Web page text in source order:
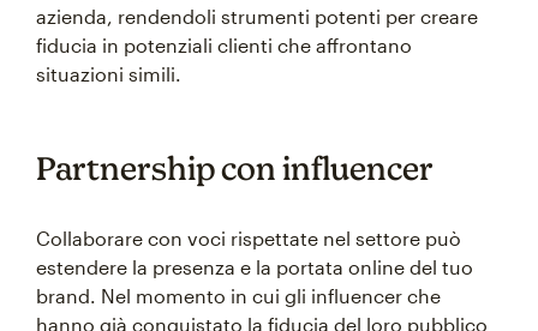
azienda, rendendoli strumenti potenti per creare
fiducia in potenziali clienti che affrontano
situazioni simili.
Partnership con influencer
Collaborare con voci rispettate nel settore può
estendere la presenza e la portata online del tuo
brand. Nel momento in cui gli influencer che
hanno già conquistato la fiducia del loro pubblico